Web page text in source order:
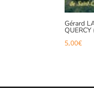
Gérard
QUERCY
5,00€